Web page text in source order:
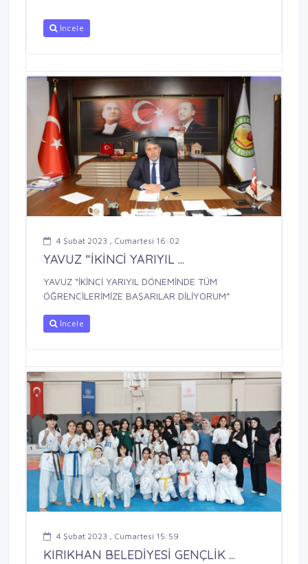
İncele
4 Şubat 2023 , Cumartesi 16:02
YAVUZ “İKİNCİ YARIYIL ...
YAVUZ “İKİNCİ YARIYIL DÖNEMİNDE TÜM
ÖĞRENCİLERİMİZE BAŞARILAR DİLİYORUM”
İncele
4 Şubat 2023 , Cumartesi 15:59
KIRIKHAN BELEDİYESİ GENÇLİK ...